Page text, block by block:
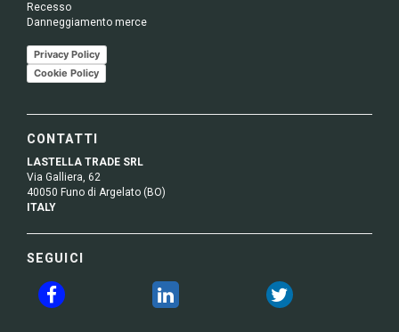
Recesso
Danneggiamento merce
Privacy Policy
Cookie Policy
CONTATTI
LASTELLA TRADE SRL
Via Galliera, 62
40050 Funo di Argelato (BO)
ITALY
SEGUICI